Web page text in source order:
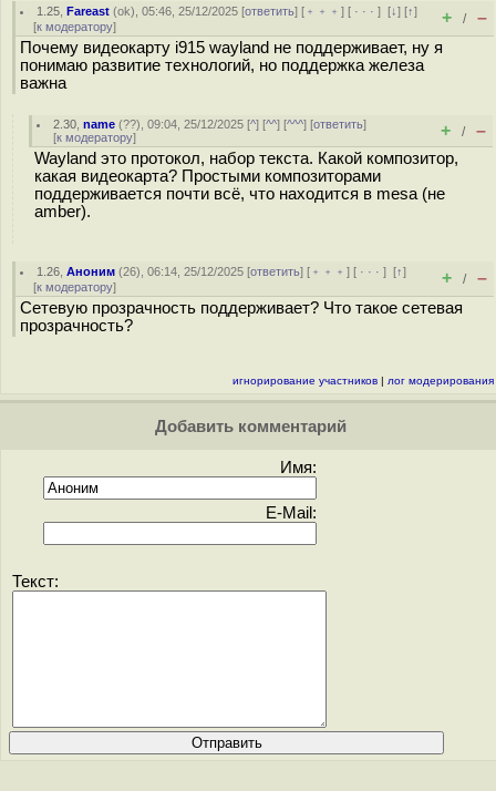
1.25 ,Fareast (ok), 05:46, 25/12/2025 [ответить] [ ﹢﹢﹢] [ · · ·][↓] [↑]
[к модератору] + / –
Почему видеокарту i915 wayland не поддерживает, ну я
понимаю развитие технологий, но поддержка железа
важна
2.30 ,name (??), 09:04, 25/12/2025 [^] [^^] [^^^] [ответить]
[к модератору] + / –
Wayland это протокол, набор текста. Какой композитор,
какая видеокарта? Простыми композиторами
поддерживается почти всё, что находится в mesa (не
amber).
1.26 ,Аноним (26), 06:14, 25/12/2025 [ответить] [ ﹢﹢﹢] [ · · ·][↑]
[к модератору] + / –
Сетевую прозрачность поддерживает? Что такое сетевая
прозрачность?
игнорирование участников | лог модерирования
Добавить комментарий
Имя:
E-Mail:
Текст: